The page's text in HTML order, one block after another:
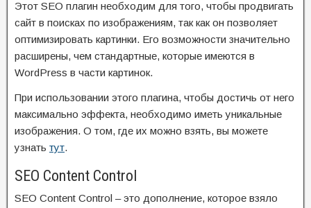
Этот SEO плагин необходим для того, чтобы продвигать
сайт в поисках по изображениям, так как он позволяет
оптимизировать картинки. Его возможности значительно
расширены, чем стандартные, которые имеются в
WordPress в части картинок.
При использовании этого плагина, чтобы достичь от него
максимально эффекта, необходимо иметь уникальные
изображения. О том, где их можно взять, вы можете
узнать тут.
SEO Content Control
SEO Content Control – это дополнение, которое взяло